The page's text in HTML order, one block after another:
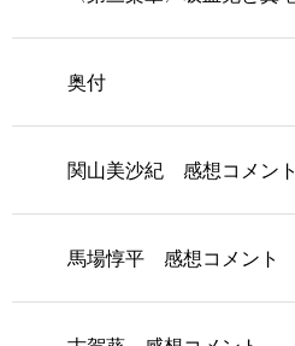
奥付
関山美沙紀 感想コメント
馬場惇平 感想コメント